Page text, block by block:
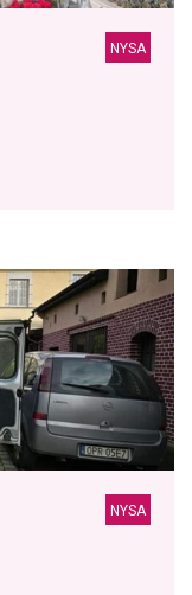
NYSA
NYSA